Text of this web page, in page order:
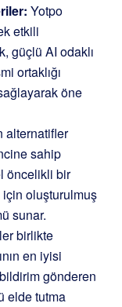
Yotpo
etkili
güçlü AI odaklı
ortaklığı
öne
alternatifler
sahip
öncelikli bir
için oluşturulmuş
sunar.
birlikte
en iyisi
gönderen
elde tutma